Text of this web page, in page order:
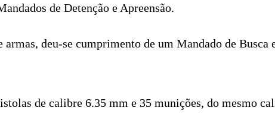
de Detenção e Apreensão.
deu-se cumprimento de um Mandado de Busca
de calibre 6.35 mm e 35 munições, do mesmo